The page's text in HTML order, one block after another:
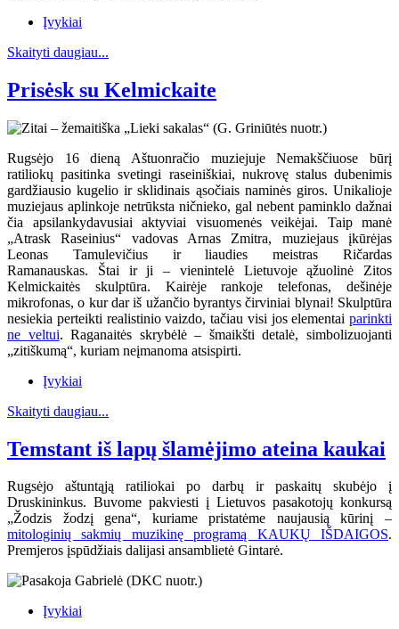
Įvykiai
Skaityti daugiau...
Prisėsk su Kelmickaite
Rugsėjo 16 dieną Aštuonračio muziejuje Nemakščiuose būrį
ratiliokų pasitinka svetingi raseiniškiai, nukrovę stalus dubenimis
gardžiausio kugelio ir sklidinais ąsočiais naminės giros. Unikalioje
muziejaus aplinkoje netrūksta ničnieko, gal nebent paminklo dažnai
čia apsilankydavusiai aktyviai visuomenės veikėjai. Taip manė
„Atrask Raseinius“ vadovas Arnas Zmitra, muziejaus įkūrėjas
Leonas Tamulevičius ir liaudies meistras Ričardas
Ramanauskas. Štai ir ji – vienintelė Lietuvoje ąžuolinė Zitos
Kelmickaitės skulptūra. Kairėje rankoje telefonas, dešinėje
mikrofonas, o kur dar iš užančio byrantys čirviniai blynai! Skulptūra
nesiekia perteikti realistinio vaizdo, tačiau visi jos elementai parinkti
ne veltui. Raganaitės skrybėlė – šmaikšti detalė, simbolizuojanti
„zitiškumą“, kuriam neįmanoma atsispirti.
Įvykiai
Skaityti daugiau...
Temstant iš lapų šlamėjimo ateina kaukai
Rugsėjo aštuntąją ratiliokai po darbų ir paskaitų skubėjo į
Druskininkus. Buvome pakviesti į Lietuvos pasakotojų konkursą
„Žodzis žodzį gena“, kuriame pristatėme naujausią kūrinį –
mitologinių sakmių muzikinę programą KAUKŲ IŠDAIGOS.
Premjeros įspūdžiais dalijasi ansamblietė Gintarė.
Įvykiai